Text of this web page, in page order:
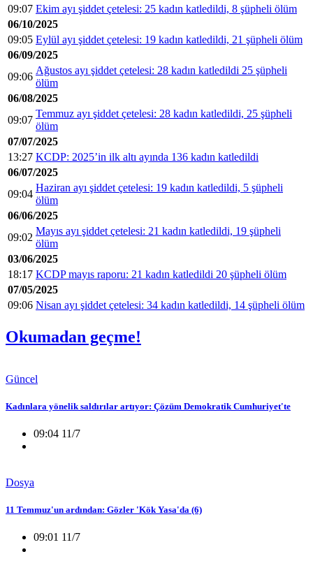
09:07 Ekim ayı şiddet çetelesi: 25 kadın katledildi, 8 şüpheli ölüm
06/10/2025
09:05 Eylül ayı şiddet çetelesi: 19 kadın katledildi, 21 şüpheli ölüm
06/09/2025
09:06
Ağustos ayı şiddet çetelesi: 28 kadın katledildi 25 şüpheli
ölüm
06/08/2025
09:07
Temmuz ayı şiddet çetelesi: 28 kadın katledildi, 25 şüpheli
ölüm
07/07/2025
13:27 KCDP: 2025’in ilk altı ayında 136 kadın katledildi
06/07/2025
09:04
Haziran ayı şiddet çetelesi: 19 kadın katledildi, 5 şüpheli
ölüm
06/06/2025
09:02
Mayıs ayı şiddet çetelesi: 21 kadın katledildi, 19 şüpheli
ölüm
03/06/2025
18:17 KCDP mayıs raporu: 21 kadın katledildi 20 şüpheli ölüm
07/05/2025
09:06 Nisan ayı şiddet çetelesi: 34 kadın katledildi, 14 şüpheli ölüm
Okumadan geçme!
Güncel
Kadınlara yönelik saldırılar artıyor: Çözüm Demokratik Cumhuriyet'te
09:04 11/7
Dosya
11 Temmuz'un ardından: Gözler 'Kök Yasa'da (6)
09:01 11/7